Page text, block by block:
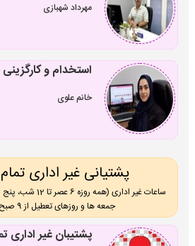
مهرداد شهبازی
استخدام و کارگزینی
خانم علوی
پشتیانی غیر اداری
جمعه ها و روزهای تعطیل از 9 صبح تا 12 شب)
پشتیبان غیر